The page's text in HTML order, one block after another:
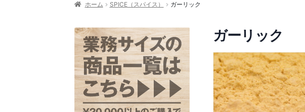
ホーム SPICE（スパイス） ガーリック
ガーリック